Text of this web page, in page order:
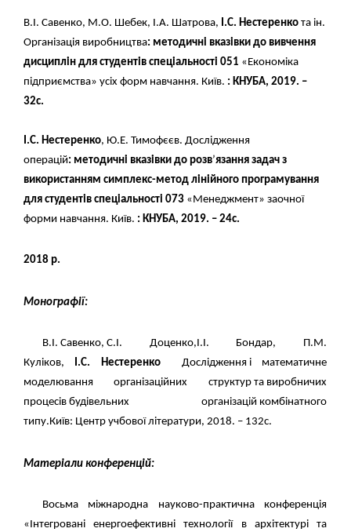
В.І. Савенко, М.О. Шебек, І.А. Шатрова, І.С. Нестеренко та ін.
Організація виробництва: методичні вказівки до вивчення
дисциплін для студентів спеціальності 051 «Економіка
підприємства» усіх форм навчання. Київ. : КНУБА, 2019. –
32с.
І.С. Нестеренко, Ю.Е. Тимофєєв. Дослідження
операцій: методичні вказівки до розв’язання задач з
використанням симплекс-метод лінійного програмування
для студентів спеціальності 073 «Менеджмент» заочної
форми навчання. Київ. : КНУБА, 2019. – 24с.
2018 р.
Монографії:
В.І. Савенко, С.І. Доценко,І.І. Бондар, П.М.
Куліков, І.С. Нестеренко
Дослідження і математичне
моделювання організаційних структур та виробничих
процесів будівельних організацій комбінатного
типу.Київ: Центр учбової літератури, 2018. – 132с.
Матеріали конференцій:
Восьма міжнародна науково-практична конференція
«Інтегровані енергоефективні технології в архітектурі та